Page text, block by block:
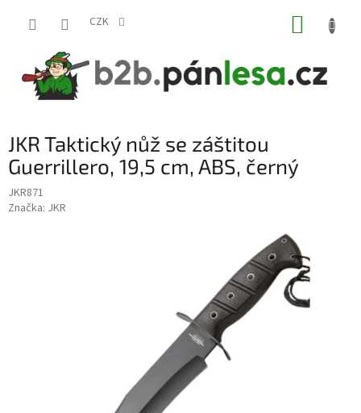
CZK
JKR Taktický nůž se záštitou
Guerrillero, 19,5 cm, ABS, černý
JKR871
Značka: JKR